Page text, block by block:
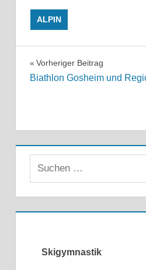
ALPIN
Vorheriger Beitrag
Biathlon Gosheim und
Skigymnastik